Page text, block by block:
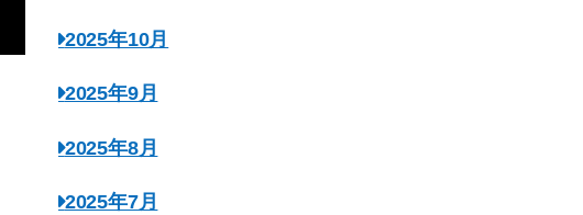
2025年10月
2025年9月
2025年8月
2025年7月